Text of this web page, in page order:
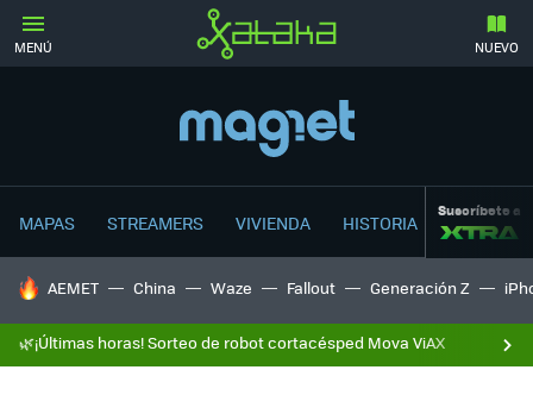
MENÚ NUEVO
MAPAS STREAMERS VIVIENDA HISTORIA Suscríbete a
HOY SE HABLA DE
AEMET China Waze Fallout Generación Z
🌿¡Últimas horas! Sorteo de robot cortacésped Mova ViAX